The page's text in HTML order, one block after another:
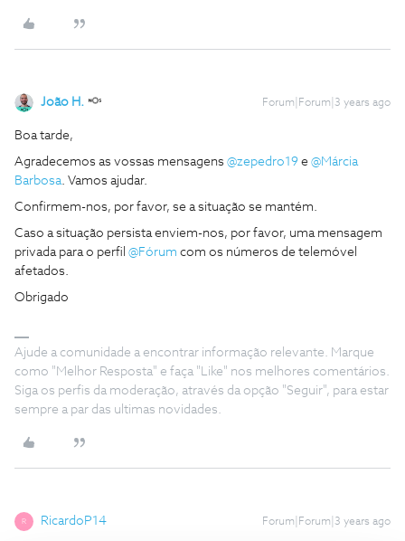
João H. Forum|Forum|3 years ago
Boa tarde,
Agradecemos as vossas mensagens @zepedro19 e @Márcia
Barbosa. Vamos ajudar.
Confirmem-nos, por favor, se a situação se mantém.
Caso a situação persista enviem-nos, por favor, uma mensagem
privada para o perfil @Fórum com os números de telemóvel
afetados.
Obrigado
Ajude a comunidade a encontrar informação relevante. Marque
como "Melhor Resposta" e faça "Like" nos melhores comentários.
Siga os perfis da moderação, através da opção "Seguir", para estar
sempre a par das ultimas novidades.
R RicardoP14 Forum|Forum|3 years ago